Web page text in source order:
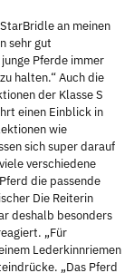
an meinen
sehr gut
Pferde immer
halten.“ Auch die
der Klasse S
einen Einblick in
wie
sich super darauf
verschiedene
die passende
Die Reiterin
deshalb besonders
„Für
Lederkinnriemen
„Das Pferd